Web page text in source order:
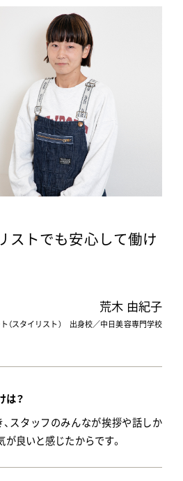
ストでも安心して働け
荒木 由紀子
（スタイリスト） 出身校／中日美容専門学校
は？
スタッフのみんなが挨拶や話しか
が良いと感じたからです。